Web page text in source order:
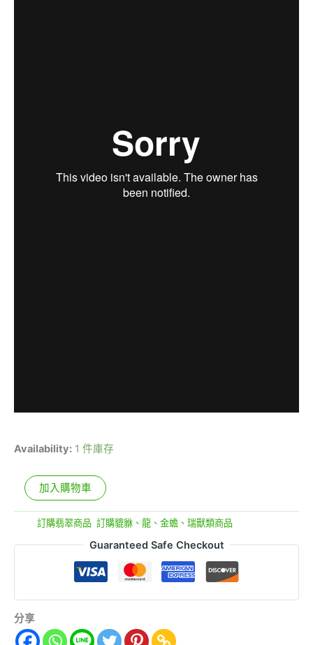
Availability: 1 件庫存
加入購物車
訂購翡翠商品 訂購貔貅、龍、金蟾、瑞獸類商品
Guaranteed Safe Checkout
分享